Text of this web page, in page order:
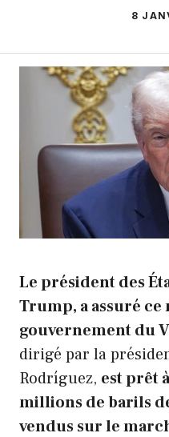
8
Le président des
Trump, a assuré
gouvernement du
dirigé par la
Rodríguez, est prêt
millions de barils
vendus sur le